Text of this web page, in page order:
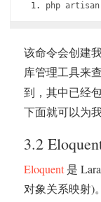
php
该命令会创建
库管理工具来
到，其中已经
下面就可以为
3.2
Eloquent 是
对象关系映射)